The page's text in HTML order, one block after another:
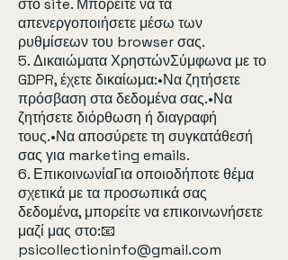
στο site. Μπορείτε να τα
απενεργοποιήσετε μέσω των
ρυθμίσεων του browser σας.
5. Δικαιώματα ΧρηστώνΣύμφωνα με το
GDPR, έχετε δικαίωμα:•Να ζητήσετε
πρόσβαση στα δεδομένα σας.•Να
ζητήσετε διόρθωση ή διαγραφή
τους.•Να αποσύρετε τη συγκατάθεσή
σας για marketing emails.
6. ΕπικοινωνίαΓια οποιοδήποτε θέμα
σχετικά με τα προσωπικά σας
δεδομένα, μπορείτε να επικοινωνήσετε
μαζί μας στο:📧
psicollectioninfo@gmail.com